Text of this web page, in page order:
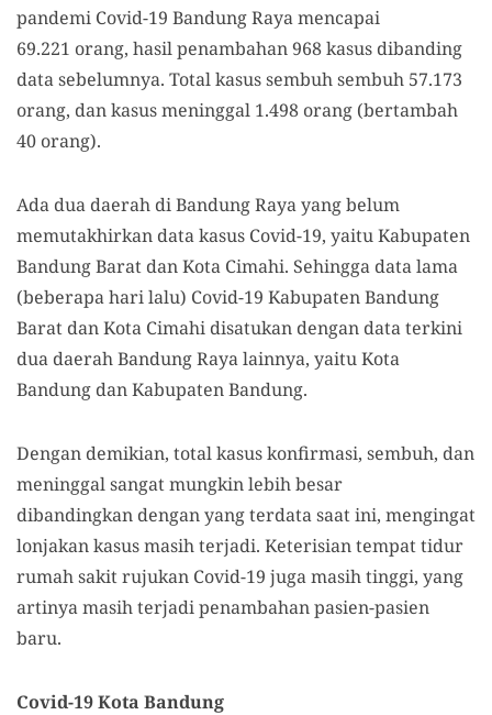
pandemi Covid-19 Bandung Raya mencapai
69.221 orang, hasil penambahan 968 kasus dibanding
data sebelumnya. Total kasus sembuh sembuh 57.173
orang, dan kasus meninggal 1.498 orang (bertambah
40 orang).
Ada dua daerah di Bandung Raya yang belum
memutakhirkan data kasus Covid-19, yaitu Kabupaten
Bandung Barat dan Kota Cimahi. Sehingga data lama
(beberapa hari lalu) Covid-19 Kabupaten Bandung
Barat dan Kota Cimahi disatukan dengan data terkini
dua daerah Bandung Raya lainnya, yaitu Kota
Bandung dan Kabupaten Bandung.
Dengan demikian, total kasus konfirmasi, sembuh, dan
meninggal sangat mungkin lebih besar
dibandingkan dengan yang terdata saat ini, mengingat
lonjakan kasus masih terjadi. Keterisian tempat tidur
rumah sakit rujukan Covid-19 juga masih tinggi, yang
artinya masih terjadi penambahan pasien-pasien
baru.
Covid-19 Kota Bandung